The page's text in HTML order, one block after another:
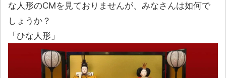
な人形のCMを見ておりませんが、みなさんは如何で
しょうか？
「ひな人形」